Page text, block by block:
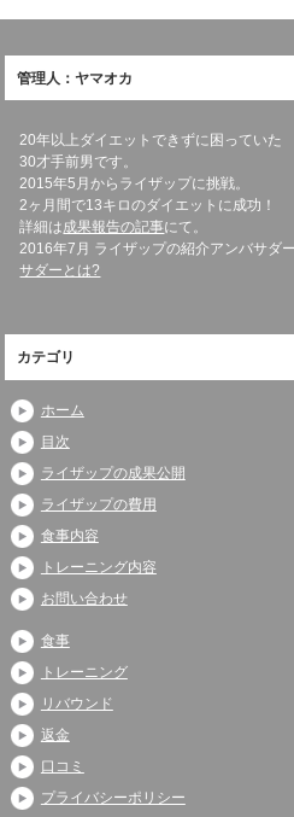
管理人：ヤマオカ
20年以上ダイエットできずに困っていた
30才手前男です。
2015年5月からライザップに挑戦。
2ヶ月間で13キロのダイエットに成功！
詳細は成果報告の記事にて。
2016年7月 ライザップの紹介アンバサダ
サダーとは?
カテゴリ
ホーム
目次
ライザップの成果公開
ライザップの費用
食事内容
トレーニング内容
お問い合わせ
食事
トレーニング
リバウンド
返金
口コミ
プライバシーポリシー